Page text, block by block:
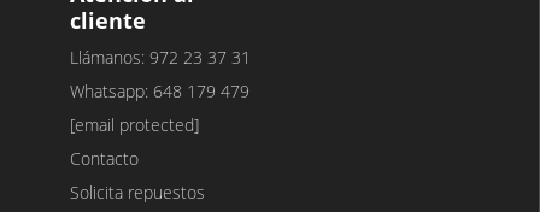
cliente
Llámanos: 972 23 37 31
Whatsapp: 648 179 479
[email protected]
Contacto
Solicita repuestos